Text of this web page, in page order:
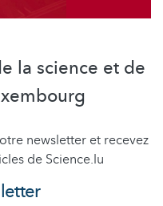
la science et de
newsletter et recevez
de Science.lu